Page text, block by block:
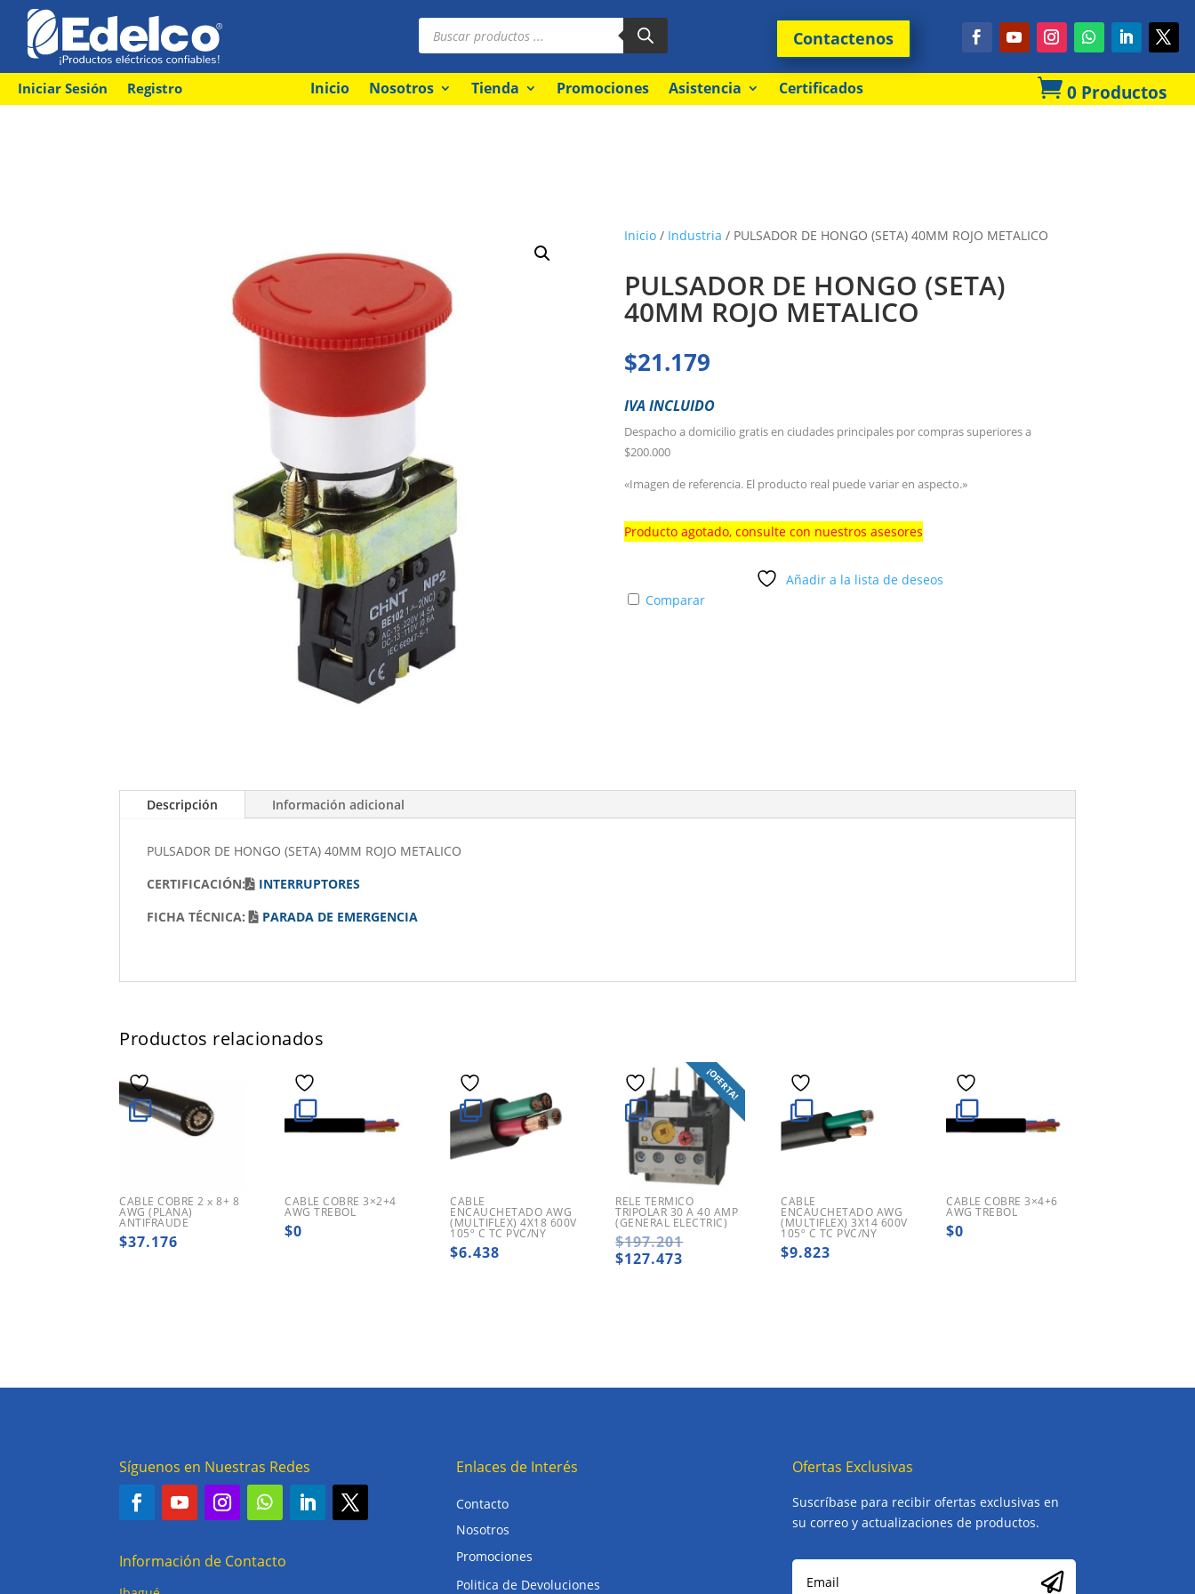
Búsqueda
productos Contactenos
Iniciar Sesión Registro Inicio Nosotros Tienda Promociones Asistencia Certificados  0 Productos
Inicio/ Industria / PULSADOR DE HONGO (SETA) 40MM ROJO METALICO
PULSADOR DE HONGO (SETA)
40MM ROJO METALICO
$21.179
IVA INCLUIDO
Despacho a domicilio gratis en ciudades principales por compras superiores a
$200.000
«Imagen de referencia. El producto real puede variar en aspecto.»
Producto agotado, consulte con nuestros asesores
Añadir a la lista de deseos
Comparar
Descripción Información adicional
PULSADOR DE HONGO (SETA) 40MM ROJO METALICO
CERTIFICACIÓN:
INTERRUPTORES
FICHA TÉCNICA:
PARADA DE EMERGENCIA
Productos relacionados
CABLE COBRE 2 x 8+ 8
AWG (PLANA)
ANTIFRAUDE
$37.176
CABLE COBRE 3×2+4
AWG TREBOL
$0
CABLE
ENCAUCHETADO AWG
(MULTIFLEX) 4X18 600V
105º C TC PVC/NY
$6.438
¡OFERTA!
RELE TERMICO
TRIPOLAR 30 A 40 AMP
(GENERAL ELECTRIC)
$197.201El
$127.473
CABLE
ENCAUCHETADO AWG
(MULTIFLEX) 3X14 600V
105º C TC PVC/NY
$9.823
CABLE COBRE 3×4+6
AWG TREBOL
$0
Síguenos en Nuestras Redes
Información de Contacto
Enlaces de Interés
Contacto
Nosotros
Promociones
Politica de Devoluciones
Ofertas Exclusivas
Suscríbase para recibir ofertas exclusivas en
su correo y actualizaciones de productos.